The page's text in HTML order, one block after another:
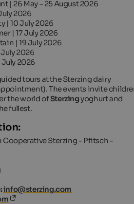
| 26 May – 25 August 2026
2026
| 10 July 2026
| 17 July 2026
| 19 July 2026
July 2026
July 2026
tours at the Sterzing dairy
The events invite
the world ofSterzingyoghurt and
fullest.
Cooperative Sterzing - Pfitsch -
info@sterzing.com